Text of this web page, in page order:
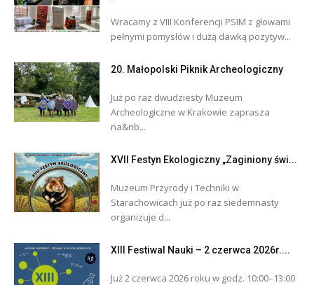
Wracamy z VIII Konferencji PSIM z głowami
pełnymi pomysłów i dużą dawką pozytyw...
20. Małopolski Piknik Archeologiczny
Już po raz dwudziesty Muzeum
Archeologiczne w Krakowie zaprasza
na&nb...
XVII Festyn Ekologiczny „Zaginiony świ...
Muzeum Przyrody i Techniki w
Starachowicach już po raz siedemnasty
organizuje d...
XIII Festiwal Nauki – 2 czerwca 2026r....
Już 2 czerwca 2026 roku w godz. 10:00–13:00